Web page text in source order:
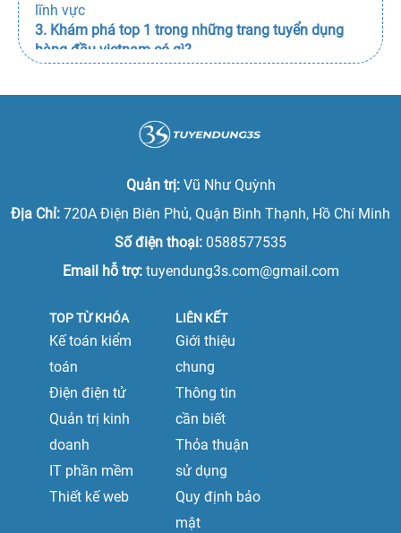
lĩnh vực
3. Khám phá top 1 trong những trang tuyển dụng
hàng đầu vietnam có gì?
đến dịch vụ tiện ích cho nhà tuyển dụng trong việc
đăng tin vàtìm ứng viên .
Không chỉ miễn phí, website còn hỗ trợ đăng bài
web đã cho thấy những hiệu quả thiết thực và đầy
Nhà tuyển dụng hoàn toàn không phải “vắt óc”
được gợi ý sẵn mẫu content đăng tuyển dụng hay
nhất, đã được nhiều tương tác của ứng viên tại vị trí
mà bạn muốn đăng tuyển.
công nghệ AI24h sẽ tiến hành phân tích chuyên sâu
để lọc dữ liệu, đánh giá tỉ lệ đáp ứng, mức độ phù
hợp của ứng viên với công việc và sau đó gửi đề
Quản trị: Vũ Như Quỳnh
Địa Chỉ: 720A Điện Biên Phủ, Quận Bình Thạnh, Hồ Chí Minh
Số điện thoại: 0588577535
Email hỗ trợ: tuyendung3s.com@gmail.com
TOP TỪ KHÓA
Kế toán kiểm
toán
Điện điện tử
Quản trị kinh
doanh
IT phần mềm
Thiết kế web
LIÊN KẾT
Giới thiệu
chung
Thông tin
cần biết
Thỏa thuận
sử dụng
Quy định bảo
mật